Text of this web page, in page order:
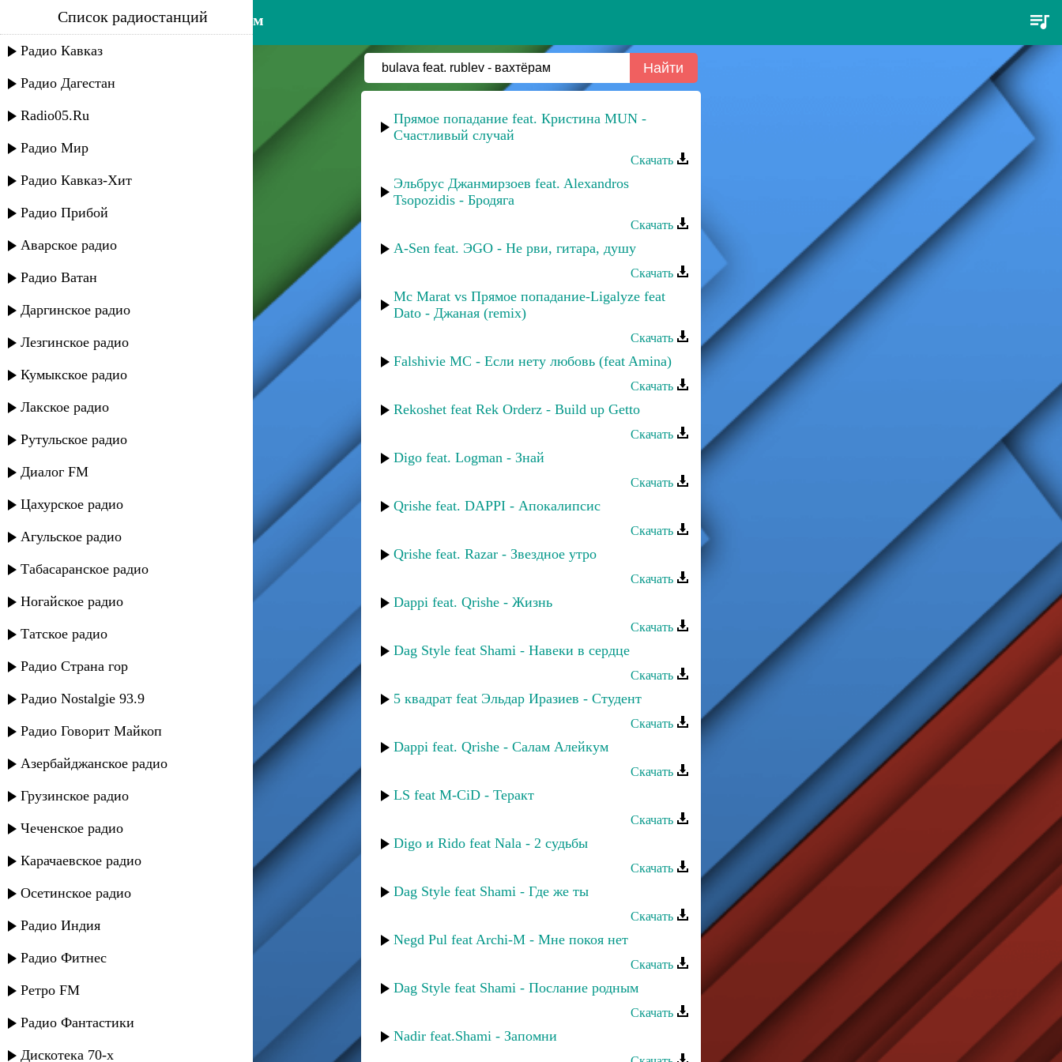
bulava feat. rublev - вахтёрам
Список радиостанций
Радио Кавказ
Радио Дагестан
Radio05.Ru
Радио Мир
Радио Кавказ-Хит
Радио Прибой
Аварское радио
Радио Ватан
Даргинское радио
Лезгинское радио
Кумыкское радио
Лакское радио
Рутульское радио
Диалог FM
Цахурское радио
Агульское радио
Табасаранское радио
Ногайское радио
Татское радио
Радио Страна гор
Радио Nostalgie 93.9
Радио Говорит Майкоп
Азербайджанское радио
Грузинское радио
Чеченское радио
Карачаевское радио
Осетинское радио
Радио Индия
Радио Фитнес
Ретро FM
Радио Фантастики
Дискотека 70-х
Прямое попадание feat. Кристина MUN -
Счастливый случай
Скачать
Эльбрус Джанмирзоев feat. Alexandros
Tsopozidis - Бродяга
Скачать
A-Sen feat. ЭGO - Не рви, гитара, душу
Скачать
Mc Marat vs Прямое попадание-Ligalyze feat
Dato - Джаная (remix)
Скачать
Falshivie MC - Если нету любовь (feat Amina)
Скачать
Rekoshet feat Rek Orderz - Build up Getto
Скачать
Digo feat. Logman - Знай
Скачать
Qrishe feat. DAPPI - Апокалипсис
Скачать
Qrishe feat. Razar - Звездное утро
Скачать
Dappi feat. Qrishe - Жизнь
Скачать
Dag Style feat Shami - Навеки в сердце
Скачать
5 квадрат feat Эльдар Иразиев - Студент
Скачать
Dappi feat. Qrishe - Салам Алейкум
Скачать
LS feat M-CiD - Теракт
Скачать
Digo и Rido feat Nala - 2 судьбы
Скачать
Dag Style feat Shami - Где же ты
Скачать
Negd Pul feat Archi-M - Мне покоя нет
Скачать
Dag Style feat Shami - Послание родным
Скачать
Nadir feat.Shami - Запомни